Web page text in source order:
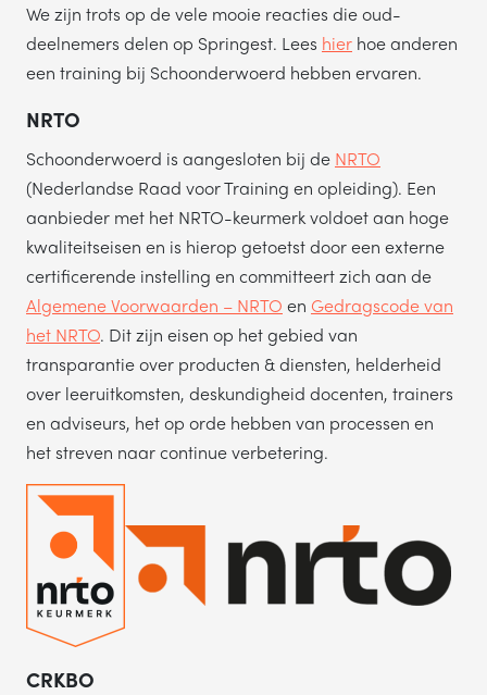
We zijn trots op de vele mooie reacties die oud-
deelnemers delen op Springest. Lees hier hoe anderen
een training bij Schoonderwoerd hebben ervaren.
NRTO
Schoonderwoerd is aangesloten bij de NRTO
(Nederlandse Raad voor Training en opleiding). Een
aanbieder met het NRTO-keurmerk voldoet aan hoge
kwaliteitseisen en is hierop getoetst door een externe
certificerende instelling en committeert zich aan de
Algemene Voorwaarden – NRTO en Gedragscode van
het NRTO. Dit zijn eisen op het gebied van
transparantie over producten & diensten, helderheid
over leeruitkomsten, deskundigheid docenten, trainers
en adviseurs, het op orde hebben van processen en
het streven naar continue verbetering.
CRKBO